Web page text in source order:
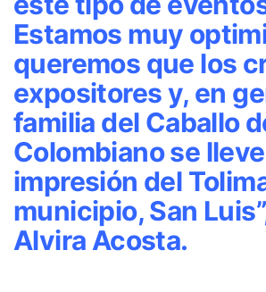
Estamos muy
queremos que los
expositores y, en
familia del Caballo
Colombiano se
impresión del
municipio, San
Alvira Acosta.